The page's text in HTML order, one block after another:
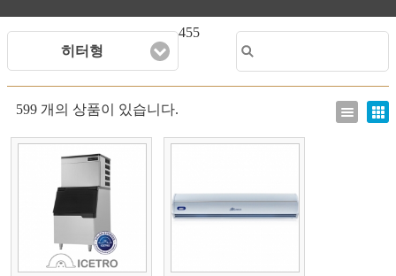
히터형
455
599 개의 상품이 있습니다.